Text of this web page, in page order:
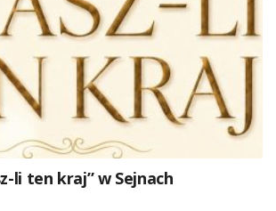
li ten kraj” w Sejnach